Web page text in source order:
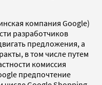
компания Google)
разработчиков
предложения, а
в том числе путем
комиссия
предпочтение